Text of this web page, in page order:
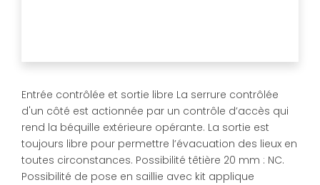
Entrée contrôlée et sortie libre La serrure contrôlée
d'un côté est actionnée par un contrôle d’accès qui
rend la béquille extérieure opérante. La sortie est
toujours libre pour permettre l’évacuation des lieux en
toutes circonstances. Possibilité têtière 20 mm : NC.
Possibilité de pose en saillie avec kit applique